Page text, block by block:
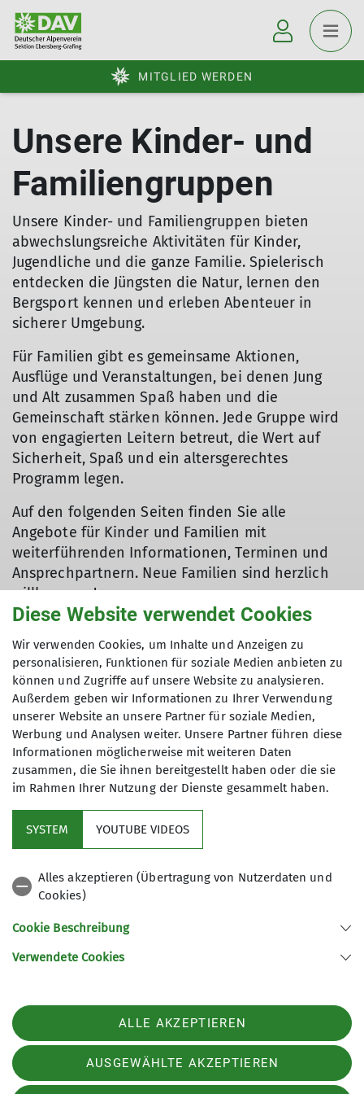
MITGLIED WERDEN
Unsere Kinder- und
Familiengruppen
Unsere Kinder- und Familiengruppen bieten
abwechslungsreiche Aktivitäten für Kinder,
Jugendliche und die ganze Familie. Spielerisch
entdecken die Jüngsten die Natur, lernen den
Bergsport kennen und erleben Abenteuer in
sicherer Umgebung.
Für Familien gibt es gemeinsame Aktionen,
Ausflüge und Veranstaltungen, bei denen Jung
und Alt zusammen Spaß haben und die
Gemeinschaft stärken können. Jede Gruppe wird
von engagierten Leitern betreut, die Wert auf
Sicherheit, Spaß und ein altersgerechtes
Programm legen.
Auf den folgenden Seiten finden Sie alle
Angebote für Kinder und Familien mit
weiterführenden Informationen, Terminen und
Ansprechpartnern. Neue Familien sind herzlich
willkommen!
Kindergruppe
Sektion Ebersberg-Grafing des Deutschen Alpenvereins e.V.
Lagerhausstraße 17
85567 Grafing
Telefon +4980926878
Diese Website verwendet Cookies
Wir verwenden Cookies, um Inhalte und Anzeigen zu
personalisieren, Funktionen für soziale Medien anbieten zu
können und Zugriffe auf unsere Website zu analysieren.
Außerdem geben wir Informationen zu Ihrer Verwendung
unserer Website an unsere Partner für soziale Medien,
Werbung und Analysen weiter. Unsere Partner führen diese
Informationen möglicherweise mit weiteren Daten
zusammen, die Sie ihnen bereitgestellt haben oder die sie
im Rahmen Ihrer Nutzung der Dienste gesammelt haben.
SYSTEM YOUTUBE VIDEOS
Alles akzeptieren (Übertragung von Nutzerdaten und
Cookies)
Cookie Beschreibung
Verwendete Cookies
ALLE AKZEPTIEREN
AUSGEWÄHLTE AKZEPTIEREN